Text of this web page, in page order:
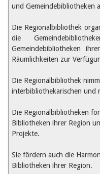
Februar 2025
2023
2021
2020
2019
2017
2016
2014
2013
2012
und Gemeindebibliotheken
Die Regionalbibliothek
die
Gemeindebibliotheken
Räumlichkeiten zur
Die Regionalbibliothek
interbibliothekarischen und
Die Regionalbibliotheken
Bibliotheken ihrer Region
Projekte.
Sie fördern auch die
Bibliotheken ihrer Region.